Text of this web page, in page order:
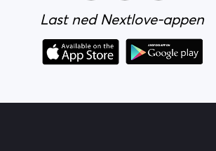
Last ned Nextlove-appen